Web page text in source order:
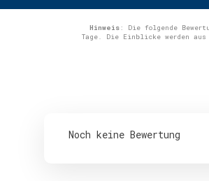
Hinweis: Die folgende
Tage. Die Einblicke werden
Noch keine Bewertung